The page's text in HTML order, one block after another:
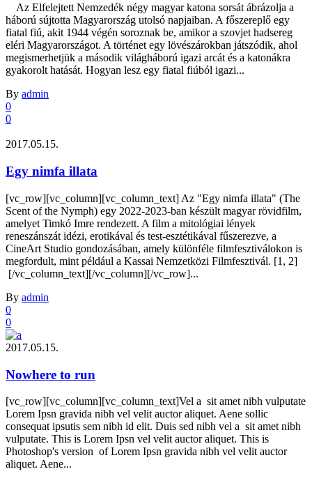
Az Elfelejtett Nemzedék négy magyar katona sorsát ábrázolja a
háború sújtotta Magyarország utolsó napjaiban. A főszereplő egy
fiatal fiú, akit 1944 végén soroznak be, amikor a szovjet hadsereg
eléri Magyarországot. A történet egy lövészárokban játszódik, ahol
megismerhetjük a második világháború igazi arcát és a katonákra
gyakorolt hatását. Hogyan lesz egy fiatal fiúból igazi...
By admin
0
0
2017.05.15.
Egy nimfa illata
[vc_row][vc_column][vc_column_text] Az "Egy nimfa illata" (The
Scent of the Nymph) egy 2022-2023-ban készült magyar rövidfilm,
amelyet Timkó Imre rendezett. A film a mitológiai lények
reneszánszát idézi, erotikával és test-esztétikával fűszerezve, a
CineArt Studio gondozásában, amely különféle filmfesztiválokon is
megfordult, mint például a Kassai Nemzetközi Filmfesztivál. [1, 2]
[/vc_column_text][/vc_column][/vc_row]...
By admin
0
0
2017.05.15.
Nowhere to run
[vc_row][vc_column][vc_column_text]Vel a sit amet nibh vulputate
Lorem Ipsn gravida nibh vel velit auctor aliquet. Aene sollic
consequat ipsutis sem nibh id elit. Duis sed nibh vel a sit amet nibh
vulputate. This is Lorem Ipsn vel velit auctor aliquet. This is
Photoshop's version of Lorem Ipsn gravida nibh vel velit auctor
aliquet. Aene...